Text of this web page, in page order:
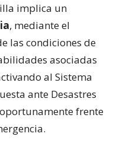
implica un
, mediante el
las condiciones de
asociadas
al Sistema
ante Desastres
frente